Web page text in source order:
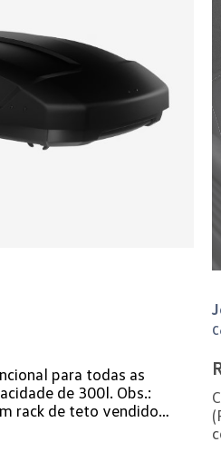
para todas as
de 300l. Obs.:
rack de teto vendido